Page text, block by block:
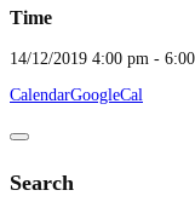
Time
14/12/2019 4:00 pm -
CalendarGoogleCal
Search